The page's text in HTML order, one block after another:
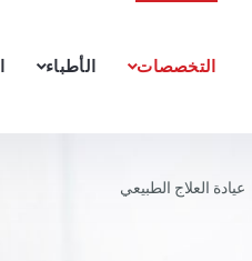
التخصصات الأطباء
عيادة العلاج الطبيعي